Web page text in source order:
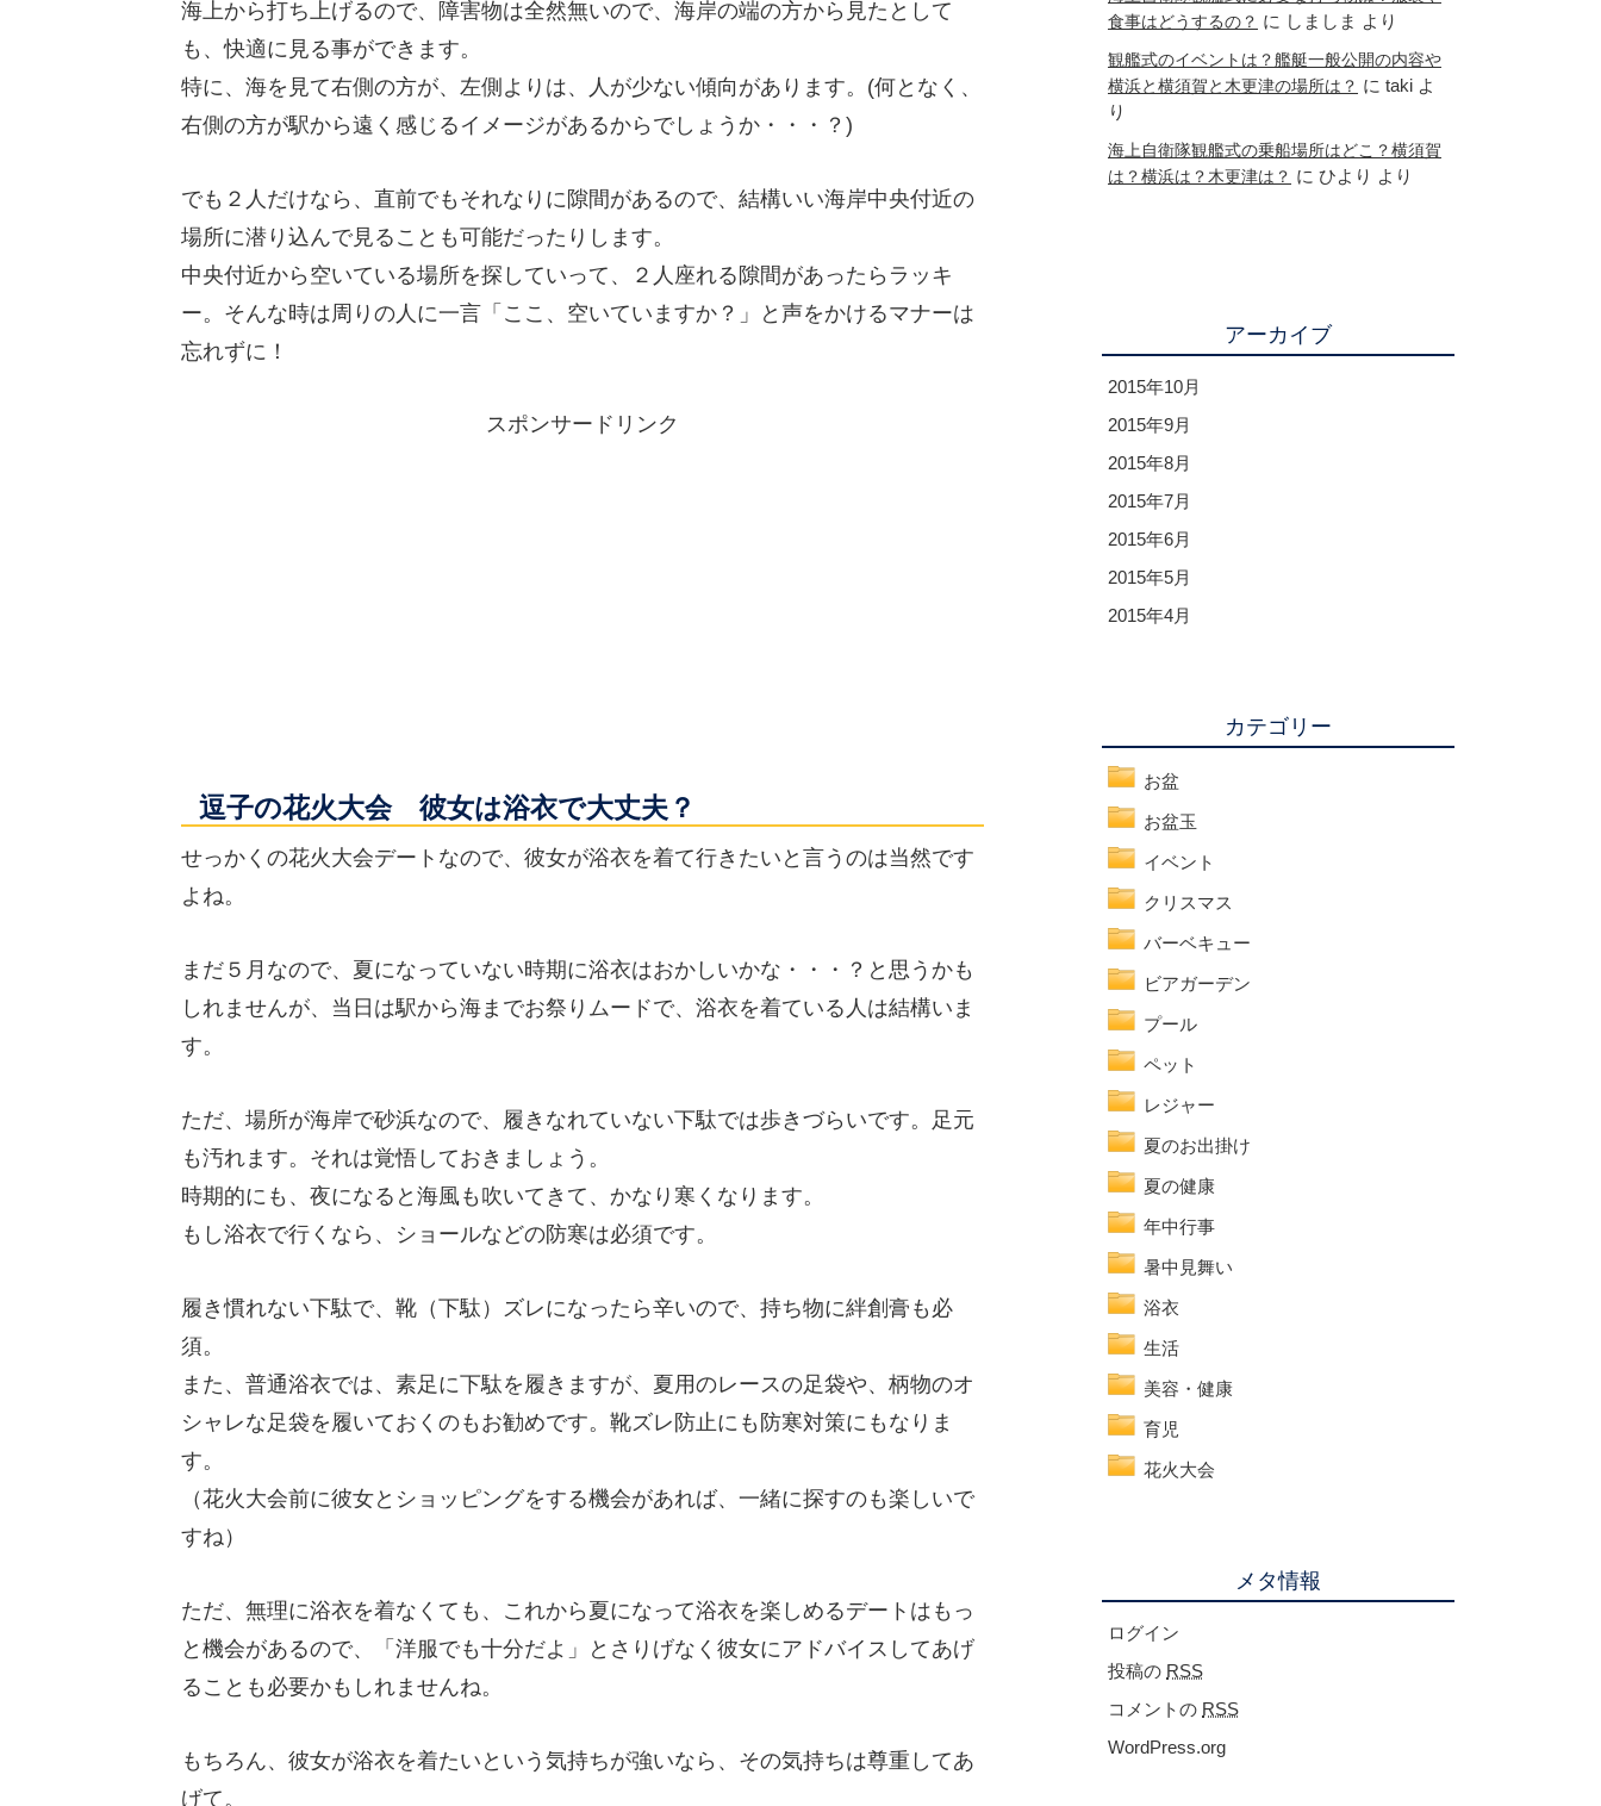
海上から打ち上げるので、障害物は全然無いので、海岸の端の方から見たとして
も、快適に見る事ができます。
特に、海を見て右側の方が、左側よりは、人が少ない傾向があります。(何となく、
右側の方が駅から遠く感じるイメージがあるからでしょうか・・・？)
でも２人だけなら、直前でもそれなりに隙間があるので、結構いい海岸中央付近の
場所に潜り込んで見ることも可能だったりします。
中央付近から空いている場所を探していって、２人座れる隙間があったらラッキ
ー。そんな時は周りの人に一言「ここ、空いていますか？」と声をかけるマナーは
忘れずに！
スポンサードリンク
逗子の花火大会 彼女は浴衣で大丈夫？
せっかくの花火大会デートなので、彼女が浴衣を着て行きたいと言うのは当然です
よね。
まだ５月なので、夏になっていない時期に浴衣はおかしいかな・・・？と思うかも
しれませんが、当日は駅から海までお祭りムードで、浴衣を着ている人は結構いま
す。
ただ、場所が海岸で砂浜なので、履きなれていない下駄では歩きづらいです。足元
も汚れます。それは覚悟しておきましょう。
時期的にも、夜になると海風も吹いてきて、かなり寒くなります。
もし浴衣で行くなら、ショールなどの防寒は必須です。
履き慣れない下駄で、靴（下駄）ズレになったら辛いので、持ち物に絆創膏も必
須。
また、普通浴衣では、素足に下駄を履きますが、夏用のレースの足袋や、柄物のオ
シャレな足袋を履いておくのもお勧めです。靴ズレ防止にも防寒対策にもなりま
す。
（花火大会前に彼女とショッピングをする機会があれば、一緒に探すのも楽しいで
すね）
ただ、無理に浴衣を着なくても、これから夏になって浴衣を楽しめるデートはもっ
と機会があるので、「洋服でも十分だよ」とさりげなく彼女にアドバイスしてあげ
ることも必要かもしれませんね。
もちろん、彼女が浴衣を着たいという気持ちが強いなら、その気持ちは尊重してあ
げて。
食事はどうするの？ に しましま より
観艦式のイベントは？艦艇一般公開の内容や
横浜と横須賀と木更津の場所は？ に taki よ
り
海上自衛隊観艦式の乗船場所はどこ？横須賀
は？横浜は？木更津は？ に ひより より
アーカイブ
2015年10月
2015年9月
2015年8月
2015年7月
2015年6月
2015年5月
2015年4月
カテゴリー
お盆
お盆玉
イベント
クリスマス
バーベキュー
ビアガーデン
プール
ペット
レジャー
夏のお出掛け
夏の健康
年中行事
暑中見舞い
浴衣
生活
美容・健康
育児
花火大会
メタ情報
ログイン
投稿の RSS
コメントの RSS
WordPress.org